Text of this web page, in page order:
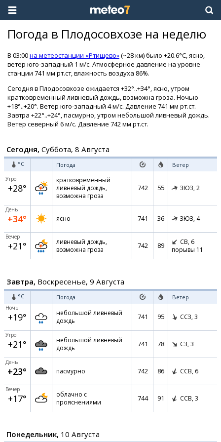
Погода в Плодосовхозе на неделю
В 03:00на метеостанции «Ртищево»(~28 км) было +20.6°C, ясно,
ветер юго-западный 1 м/с. Атмосферное давление на уровне
станции 741 мм рт.ст, влажность воздуха 86%.
Сегодня в Плодосовхозе ожидается +32°..+34°, ясно, утром
кратковременный ливневый дождь, возможна гроза. Ночью
+18°..+20°. Ветер юго-западный 4 м/с. Давление 741 мм рт.ст.
Завтра +22°..+24°, пасмурно, утром небольшой ливневый дождь.
Ветер северный 6 м/с. Давление 742 мм рт.ст.
Сегодня, Суббота, 8 Августа
°C Погода Ветер
Утро
+28°
кратковременный
ливневый дождь,
возможна гроза
742 55 ЗЮЗ, 2
День
+34° ясно 741 36 ЗЮЗ, 4
Вечер
+21°
ливневый дождь,
возможна гроза
742 89 СВ, 6
порывы 11
Завтра, Воскресенье, 9 Августа
°C Погода Ветер
Ночь
+19°
небольшой ливневый
дождь
741 95 ССЗ, 3
Утро
+21°
небольшой ливневый
дождь
741 78 СЗ, 3
День
+23° пасмурно 742 86 ССВ, 6
Вечер
+17°
облачно с
прояснениями
744 91 ССВ, 3
Понедельник, 10 Августа